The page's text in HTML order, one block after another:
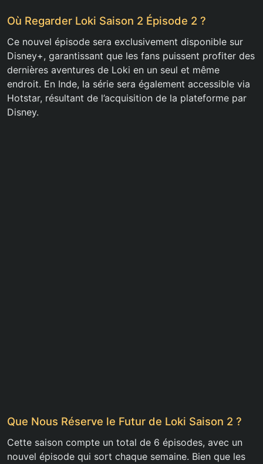
Où Regarder Loki Saison 2 Épisode 2 ?
Ce nouvel épisode sera exclusivement disponible sur
Disney+, garantissant que les fans puissent profiter des
dernières aventures de Loki en un seul et même
endroit. En Inde, la série sera également accessible via
Hotstar, résultant de l’acquisition de la plateforme par
Disney.
Que Nous Réserve le Futur de Loki Saison 2 ?
Cette saison compte un total de 6 épisodes, avec un
nouvel épisode qui sort chaque semaine. Bien que les